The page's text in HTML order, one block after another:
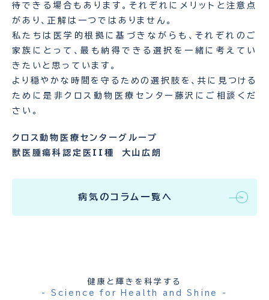
待できる場合もあります。それぞれにメリットと注意点
があり、正解は一つではありません。
私たちは医学的根拠に基づきながらも、それぞれのご
家族にとって、最も納得できる選択を一緒に考えてい
きたいと思っています。
より穏やかな時間を守るための選択肢を、共に見つける
ために是非クロス動物医療センター藤沢にご相談くだ
さい。
クロス動物医療センターグループ
獣医腫瘍科認定医II種 大山広朗
病気のコラム一覧へ
健康と輝きを科学する
- Science for Health and Shine -